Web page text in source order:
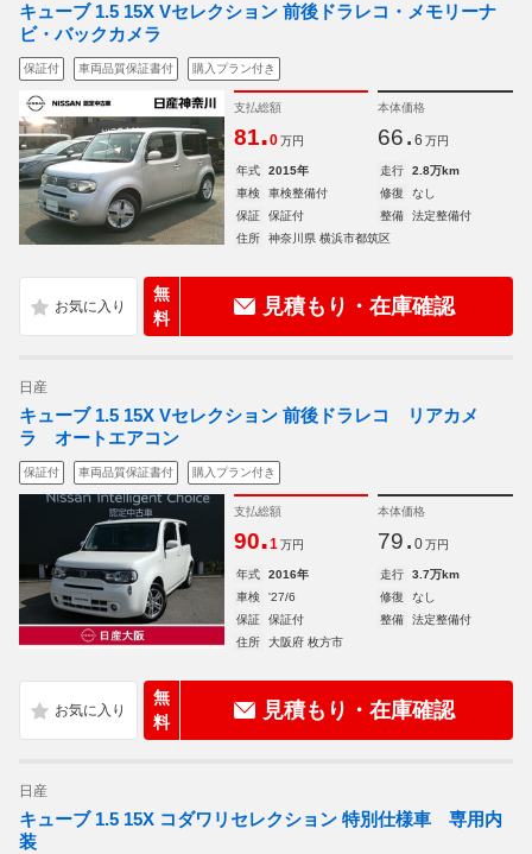
キューブ 1.5 15X Vセレクション 前後ドラレコ・メモリーナ
ビ・バックカメラ
保証付 車両品質保証書付 購入プラン付き
支払総額
81.0 万円
本体価格
66. 6 万円
年式 2015年 走行
2.8万km
車検
車検整備付 修復
なし
保証
保証付 整備
法定整備付
住所
神奈川県 横浜市都筑区
無
料
見積もり・在庫確認
日産
キューブ 1.5 15X Vセレクション 前後ドラレコ リアカメ
ラ オートエアコン
保証付 車両品質保証書付 購入プラン付き
支払総額
90.1 万円
本体価格
79. 0 万円
年式 2016年 走行
3.7万km
車検
'27/6 修復
なし
保証
保証付 整備
法定整備付
住所
大阪府 枚方市
無
料
見積もり・在庫確認
日産
キューブ 1.5 15X コダワリセレクション 特別仕様車 専用内
装